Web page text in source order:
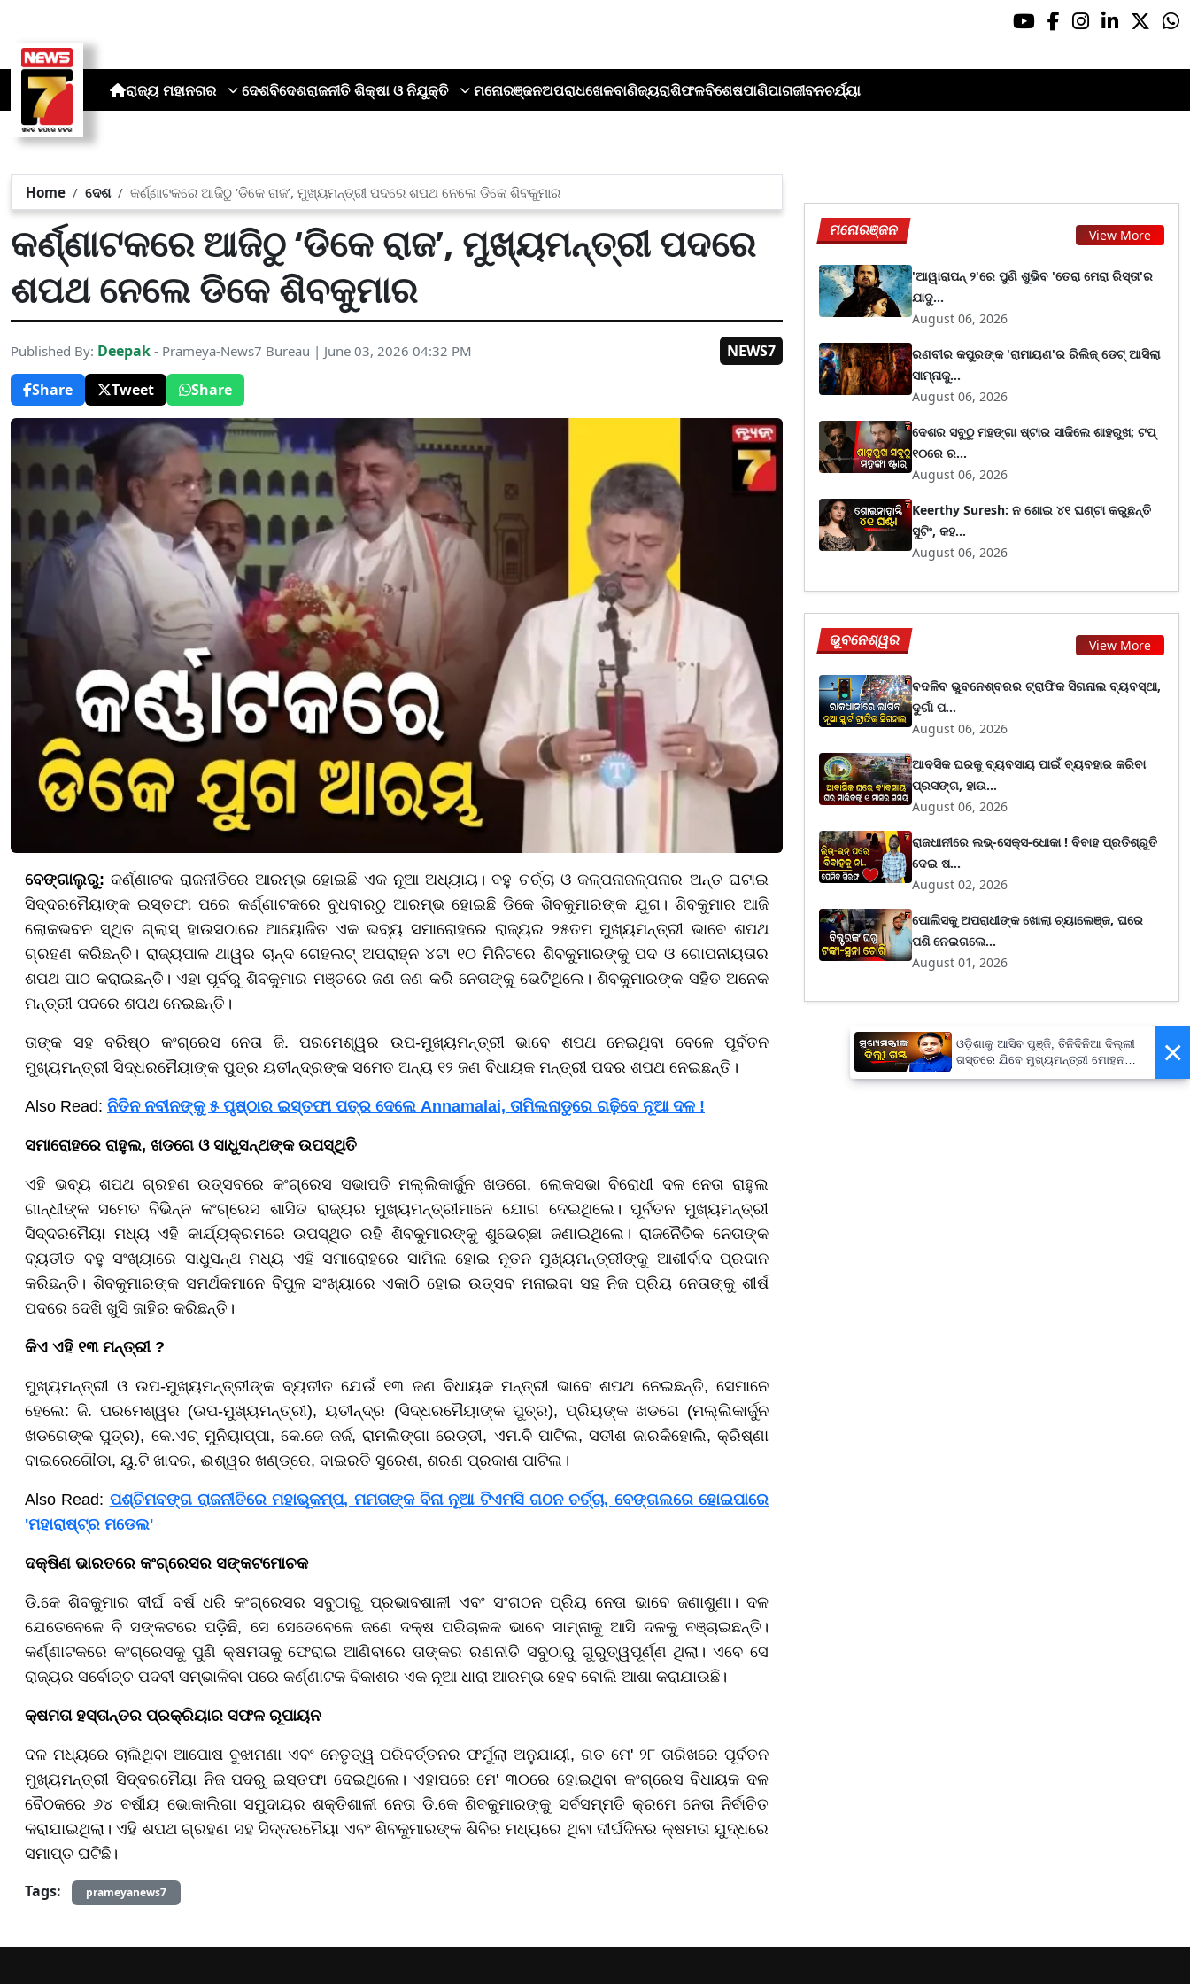
ରାଜ୍ୟ ମହାନଗର ଦେଶବିଦେଶରାଜନୀତି ଶିକ୍ଷା ଓ ନିଯୁକ୍ତି ମନୋରଞ୍ଜନଅପରାଧଖେଳବାଣିଜ୍ୟରାଶିଫଳବିଶେଷପାଣିପାଗଜୀବନଚର୍ଯ୍ୟା
Home ଦେଶ କର୍ଣ୍ଣାଟକରେ ଆଜିଠୁ ‘ଡିକେ ରାଜ’, ମୁଖ୍ୟମନ୍ତ୍ରୀ ପଦରେ ଶପଥ ନେଲେ ଡିକେ ଶିବକୁମାର
କର୍ଣ୍ଣାଟକରେ ଆଜିଠୁ ‘ଡିକେ ରାଜ’, ମୁଖ୍ୟମନ୍ତ୍ରୀ ପଦରେ
ଶପଥ ନେଲେ ଡିକେ ଶିବକୁମାର
Published By: Deepak - Prameya-News7 Bureau | June 03, 2026 04:32 PM
NEWS7
Share
Tweet Share
ବେଙ୍ଗାଲୁରୁ: କର୍ଣ୍ଣାଟକ ରାଜନୀତିରେ ଆରମ୍ଭ ହୋଇଛି ଏକ ନୂଆ ଅଧ୍ୟାୟ। ବହୁ ଚର୍ଚ୍ଚା ଓ କଳ୍ପନାଜଳ୍ପନାର ଅନ୍ତ ଘଟାଇ
ସିଦ୍ଦରମୈୟାଙ୍କ ଇସ୍ତଫା ପରେ କର୍ଣ୍ଣାଟକରେ ବୁଧବାରଠୁ ଆରମ୍ଭ ହୋଇଛି ଡିକେ ଶିବକୁମାରଙ୍କ ଯୁଗ। ଶିବକୁମାର ଆଜି
ଲୋକଭବନ ସ୍ଥିତ ଗ୍ଲାସ୍ ହାଉସଠାରେ ଆୟୋଜିତ ଏକ ଭବ୍ୟ ସମାରୋହରେ ରାଜ୍ୟର ୨୫ତମ ମୁଖ୍ୟମନ୍ତ୍ରୀ ଭାବେ ଶପଥ
ଗ୍ରହଣ କରିଛନ୍ତି। ରାଜ୍ୟପାଳ ଥାୱର ଚାନ୍ଦ ଗେହଲଟ୍ ଅପରାହ୍ନ ୪ଟା ୧୦ ମିନିଟରେ ଶିବକୁମାରଙ୍କୁ ପଦ ଓ ଗୋପନୀୟତାର
ଶପଥ ପାଠ କରାଇଛନ୍ତି। ଏହା ପୂର୍ବରୁ ଶିବକୁମାର ମଞ୍ଚରେ ଜଣ ଜଣ କରି ନେତାଙ୍କୁ ଭେଟିଥିଲେ। ଶିବକୁମାରଙ୍କ ସହିତ ଅନେକ
ମନ୍ତ୍ରୀ ପଦରେ ଶପଥ ନେଇଛନ୍ତି।
ତାଙ୍କ ସହ ବରିଷ୍ଠ କଂଗ୍ରେସ ନେତା ଜି. ପରମେଶ୍ୱର ଉପ-ମୁଖ୍ୟମନ୍ତ୍ରୀ ଭାବେ ଶପଥ ନେଇଥିବା ବେଳେ ପୂର୍ବତନ
ମୁଖ୍ୟମନ୍ତ୍ରୀ ସିଦ୍ଧରମୈୟାଙ୍କ ପୁତ୍ର ୟତୀନ୍ଦ୍ରଙ୍କ ସମେତ ଅନ୍ୟ ୧୨ ଜଣ ବିଧାୟକ ମନ୍ତ୍ରୀ ପଦର ଶପଥ ନେଇଛନ୍ତି।
Also Read: ନିତିନ ନବୀନଙ୍କୁ ୫ ପୃଷ୍ଠାର ଇସ୍ତଫା ପତ୍ର ଦେଲେ Annamalai, ତାମିଲନାଡୁରେ ଗଢ଼ିବେ ନୂଆ ଦଳ !
ସମାରୋହରେ ରାହୁଲ, ଖଡଗେ ଓ ସାଧୁସନ୍ଥଙ୍କ ଉପସ୍ଥିତି
ଏହି ଭବ୍ୟ ଶପଥ ଗ୍ରହଣ ଉତ୍ସବରେ କଂଗ୍ରେସ ସଭାପତି ମଲ୍ଲିକାର୍ଜୁନ ଖଡଗେ, ଲୋକସଭା ବିରୋଧୀ ଦଳ ନେତା ରାହୁଲ
ଗାନ୍ଧୀଙ୍କ ସମେତ ବିଭିନ୍ନ କଂଗ୍ରେସ ଶାସିତ ରାଜ୍ୟର ମୁଖ୍ୟମନ୍ତ୍ରୀମାନେ ଯୋଗ ଦେଇଥିଲେ। ପୂର୍ବତନ ମୁଖ୍ୟମନ୍ତ୍ରୀ
ସିଦ୍ଦରମୈୟା ମଧ୍ୟ ଏହି କାର୍ଯ୍ୟକ୍ରମରେ ଉପସ୍ଥିତ ରହି ଶିବକୁମାରଙ୍କୁ ଶୁଭେଚ୍ଛା ଜଣାଇଥିଲେ। ରାଜନୈତିକ ନେତାଙ୍କ
ବ୍ୟତୀତ ବହୁ ସଂଖ୍ୟାରେ ସାଧୁସନ୍ଥ ମଧ୍ୟ ଏହି ସମାରୋହରେ ସାମିଲ ହୋଇ ନୂତନ ମୁଖ୍ୟମନ୍ତ୍ରୀଙ୍କୁ ଆଶୀର୍ବାଦ ପ୍ରଦାନ
କରିଛନ୍ତି। ଶିବକୁମାରଙ୍କ ସମର୍ଥକମାନେ ବିପୁଳ ସଂଖ୍ୟାରେ ଏକାଠି ହୋଇ ଉତ୍ସବ ମନାଇବା ସହ ନିଜ ପ୍ରିୟ ନେତାଙ୍କୁ ଶୀର୍ଷ
ପଦରେ ଦେଖି ଖୁସି ଜାହିର କରିଛନ୍ତି।
କିଏ ଏହି ୧୩ ମନ୍ତ୍ରୀ ?
ମୁଖ୍ୟମନ୍ତ୍ରୀ ଓ ଉପ-ମୁଖ୍ୟମନ୍ତ୍ରୀଙ୍କ ବ୍ୟତୀତ ଯେଉଁ ୧୩ ଜଣ ବିଧାୟକ ମନ୍ତ୍ରୀ ଭାବେ ଶପଥ ନେଇଛନ୍ତି, ସେମାନେ
ହେଲେ: ଜି. ପରମେଶ୍ୱର (ଉପ-ମୁଖ୍ୟମନ୍ତ୍ରୀ), ୟତୀନ୍ଦ୍ର (ସିଦ୍ଧରମୈୟାଙ୍କ ପୁତ୍ର), ପ୍ରିୟଙ୍କ ଖଡଗେ (ମଲ୍ଲିକାର୍ଜୁନ
ଖଡଗେଙ୍କ ପୁତ୍ର), କେ.ଏଚ୍ ମୁନିୟାପ୍ପା, କେ.ଜେ ଜର୍ଜ, ରାମଲିଙ୍ଗା ରେଡ୍ଡୀ, ଏମ.ବି ପାଟିଲ, ସତୀଶ ଜାରକିହୋଲି, କ୍ରିଷ୍ଣା
ବାଇରେଗୌଡା, ୟୁ.ଟି ଖାଦର, ଈଶ୍ୱର ଖଣ୍ଡ୍ରେ, ବାଇରତି ସୁରେଶ, ଶରଣ ପ୍ରକାଶ ପାଟିଲ।
Also Read: ପଶ୍ଚିମବଙ୍ଗ ରାଜନୀତିରେ ମହାଭୂକମ୍ପ, ମମତାଙ୍କ ବିନା ନୂଆ ଟିଏମସି ଗଠନ ଚର୍ଚ୍ଚା, ବେଙ୍ଗଲରେ ହୋଇପାରେ
'ମହାରାଷ୍ଟ୍ର ମଡେଲ'
ଦକ୍ଷିଣ ଭାରତରେ କଂଗ୍ରେସର ସଙ୍କଟମୋଚକ
ଡି.କେ ଶିବକୁମାର ଦୀର୍ଘ ବର୍ଷ ଧରି କଂଗ୍ରେସର ସବୁଠାରୁ ପ୍ରଭାବଶାଳୀ ଏବଂ ସଂଗଠନ ପ୍ରିୟ ନେତା ଭାବେ ଜଣାଶୁଣା। ଦଳ
ଯେତେବେଳେ ବି ସଙ୍କଟରେ ପଡ଼ିଛି, ସେ ସେତେବେଳେ ଜଣେ ଦକ୍ଷ ପରିଚାଳକ ଭାବେ ସାମ୍ନାକୁ ଆସି ଦଳକୁ ବଞ୍ଚାଇଛନ୍ତି।
କର୍ଣ୍ଣାଟକରେ କଂଗ୍ରେସକୁ ପୁଣି କ୍ଷମତାକୁ ଫେରାଇ ଆଣିବାରେ ତାଙ୍କର ରଣନୀତି ସବୁଠାରୁ ଗୁରୁତ୍ୱପୂର୍ଣ୍ଣ ଥିଲା। ଏବେ ସେ
ରାଜ୍ୟର ସର୍ବୋଚ୍ଚ ପଦବୀ ସମ୍ଭାଳିବା ପରେ କର୍ଣ୍ଣାଟକ ବିକାଶର ଏକ ନୂଆ ଧାରା ଆରମ୍ଭ ହେବ ବୋଲି ଆଶା କରାଯାଉଛି।
କ୍ଷମତା ହସ୍ତାନ୍ତର ପ୍ରକ୍ରିୟାର ସଫଳ ରୂପାୟନ
ଦଳ ମଧ୍ୟରେ ଚାଲିଥିବା ଆପୋଷ ବୁଝାମଣା ଏବଂ ନେତୃତ୍ୱ ପରିବର୍ତ୍ତନର ଫର୍ମୁଲା ଅନୁଯାୟୀ, ଗତ ମେ' ୨୮ ତାରିଖରେ ପୂର୍ବତନ
ମୁଖ୍ୟମନ୍ତ୍ରୀ ସିଦ୍ଦରମୈୟା ନିଜ ପଦରୁ ଇସ୍ତଫା ଦେଇଥିଲେ। ଏହାପରେ ମେ' ୩୦ରେ ହୋଇଥିବା କଂଗ୍ରେସ ବିଧାୟକ ଦଳ
ବୈଠକରେ ୬୪ ବର୍ଷୀୟ ଭୋକାଲିଗା ସମୁଦାୟର ଶକ୍ତିଶାଳୀ ନେତା ଡି.କେ ଶିବକୁମାରଙ୍କୁ ସର୍ବସମ୍ମତି କ୍ରମେ ନେତା ନିର୍ବାଚିତ
କରାଯାଇଥିଲା। ଏହି ଶପଥ ଗ୍ରହଣ ସହ ସିଦ୍ଦରମୈୟା ଏବଂ ଶିବକୁମାରଙ୍କ ଶିବିର ମଧ୍ୟରେ ଥିବା ଦୀର୍ଘଦିନର କ୍ଷମତା ଯୁଦ୍ଧରେ
ସମାପ୍ତ ଘଟିଛି।
Tags: prameyanews7
ମନୋରଞ୍ଜନ View More
'ଆୱାରାପନ୍ ୨'ରେ ପୁଣି ଶୁଭିବ 'ତେରା ମେରା ରିସ୍ତା'ର
ଯାଦୁ...
August 06, 2026
ରଣବୀର କପୁରଙ୍କ 'ରାମାୟଣ'ର ରିଲିଜ୍ ଡେଟ୍ ଆସିଲା
ସାମ୍ନାକୁ...
August 06, 2026
ଦେଶର ସବୁଠୁ ମହଙ୍ଗା ଷ୍ଟାର ସାଜିଲେ ଶାହରୁଖ; ଟପ୍‌
୧୦ରେ ର...
August 06, 2026
Keerthy Suresh: ନ ଶୋଇ ୪୧ ଘଣ୍ଟା କରୁଛନ୍ତି
ସୁଟିଂ, କହ...
August 06, 2026
ଭୁବନେଶ୍ୱର View More
ବଦଳିବ ଭୁବନେଶ୍ବରର ଟ୍ରାଫିକ ସିଗନାଲ ବ୍ୟବସ୍ଥା,
ଦୁର୍ଗା ପ...
August 06, 2026
ଆବସିକ ଘରକୁ ବ୍ୟବସାୟ ପାଇଁ ବ୍ୟବହାର କରିବା
ପ୍ରସଙ୍ଗ, ହାଉ...
August 06, 2026
ରାଜଧାନୀରେ ଲଭ୍-ସେକ୍ସ-ଧୋକା ! ବିବାହ ପ୍ରତିଶ୍ରୁତି
ଦେଇ ଷ...
August 02, 2026
ପୋଲିସକୁ ଅପରାଧୀଙ୍କ ଖୋଲା ଚ୍ୟାଲେଞ୍ଜ, ଘରେ
ପଶି ନେଇଗଲେ...
August 01, 2026
×
ଓଡ଼ିଶାକୁ ଆସିବ ପୁଞ୍ଜି, ତିନିଦିନିଆ ଦିଲ୍ଲୀ
ଗସ୍ତରେ ଯିବେ ମୁଖ୍ୟମନ୍ତ୍ରୀ ମୋହନ